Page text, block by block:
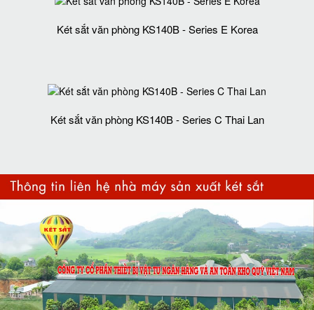
Két sắt văn phòng KS140B - Series E Korea
Két sắt văn phòng KS140B - Series C Thai Lan